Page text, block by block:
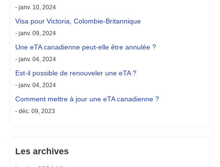
- janv. 10, 2024
Visa pour Victoria, Colombie-Britannique
- janv. 09, 2024
Une eTA canadienne peut-elle être annulée ?
- janv. 04, 2024
Est-il possible de renouveler une eTA ?
- janv. 04, 2024
Comment mettre à jour une eTA canadienne ?
- déc. 09, 2023
Les archives